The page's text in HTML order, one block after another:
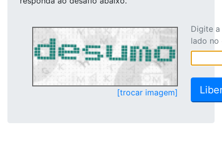
[trocar imagem]
Digite
lado no